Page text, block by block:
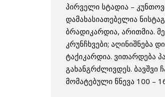
პირველი სტადია –
დამახასიათებელია
ბრადიკარდია, არითმია.
კრუნჩხვები; აღინიშნება
ტაქიკარდია. ვითარდება
გახანგრძლივდეს. ბავშვი
მომატებული წნევა 100 –